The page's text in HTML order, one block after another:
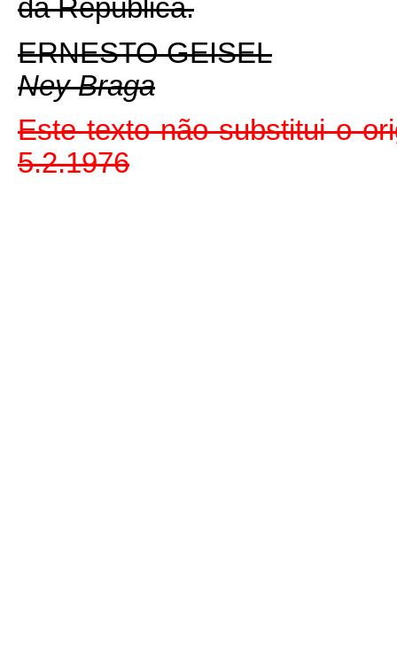
da República.
ERNESTO GEISEL
Ney Braga
Este texto não substitui o
5.2.1976